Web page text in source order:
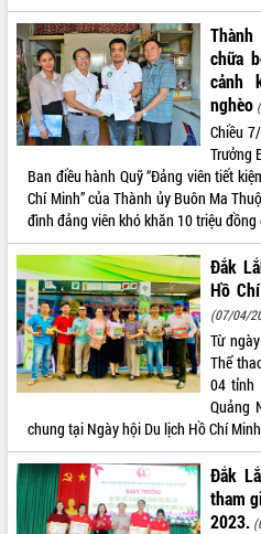
THÔNG TIN CHỈ ĐẠO ĐIỀU HÀNH
HỆ THỐNG VĂN BẢN
VĂN BẢN HĐND TỈNH
QUY HOẠCH - KẾ HOẠCH
chữa
cảnh
nghèo
Chiều
Trưởng
Ban điều hành Quỹ “Đảng viên tiết
Chí Minh” của Thành ủy Buôn Ma
đình đảng viên khó khăn 10 triệu
Đắk
Hồ
(07/04/
Từ
Thể
04 tỉnh
Quảng
chung tại Ngày hội Du lịch Hồ Chí
Đắk
tham
2023.